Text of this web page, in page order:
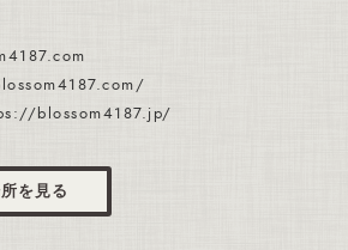
blossom4187.jp/
を見る